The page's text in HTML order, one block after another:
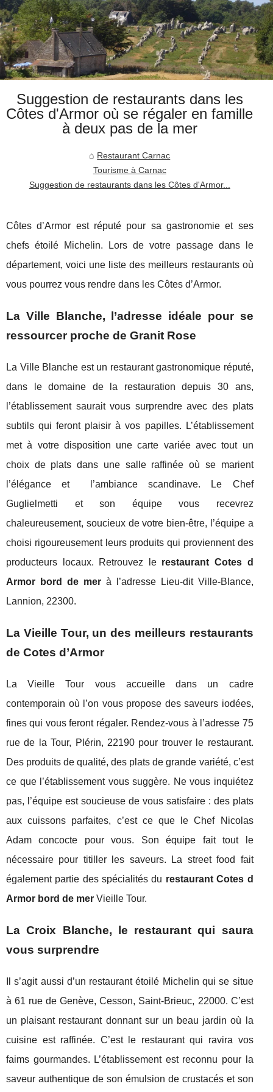
Suggestion de restaurants dans les
Côtes d'Armor où se régaler en famille
à deux pas de la mer
Restaurant Carnac
Tourisme à Carnac
Suggestion de restaurants dans les Côtes d'Armor...
Côtes d’Armor est réputé pour sa gastronomie et ses
chefs étoilé Michelin. Lors de votre passage dans le
département, voici une liste des meilleurs restaurants où
vous pourrez vous rendre dans les Côtes d’Armor.
La Ville Blanche, l’adresse idéale pour se
ressourcer proche de Granit Rose
La Ville Blanche est un restaurant gastronomique réputé,
dans le domaine de la restauration depuis 30 ans,
l’établissement saurait vous surprendre avec des plats
subtils qui feront plaisir à vos papilles. L’établissement
met à votre disposition une carte variée avec tout un
choix de plats dans une salle raffinée où se marient
l’élégance et l’ambiance scandinave. Le Chef
Guglielmetti et son équipe vous recevrez
chaleureusement, soucieux de votre bien-être, l’équipe a
choisi rigoureusement leurs produits qui proviennent des
producteurs locaux. Retrouvez le restaurant Cotes d
Armor bord de merà l’adresse Lieu-dit Ville-Blance,
Lannion, 22300.
La Vieille Tour, un des meilleurs restaurants
de Cotes d’Armor
La Vieille Tour vous accueille dans un cadre
contemporain où l’on vous propose des saveurs iodées,
fines qui vous feront régaler. Rendez-vous à l’adresse 75
rue de la Tour, Plérin, 22190 pour trouver le restaurant.
Des produits de qualité, des plats de grande variété, c’est
ce que l’établissement vous suggère. Ne vous inquiétez
pas, l’équipe est soucieuse de vous satisfaire : des plats
aux cuissons parfaites, c’est ce que le Chef Nicolas
Adam concocte pour vous. Son équipe fait tout le
nécessaire pour titiller les saveurs. La street food fait
également partie des spécialités du restaurant Cotes d
Armor bord de mer Vieille Tour.
La Croix Blanche, le restaurant qui saura
vous surprendre
Il s’agit aussi d’un restaurant étoilé Michelin qui se situe
à 61 rue de Genève, Cesson, Saint-Brieuc, 22000. C’est
un plaisant restaurant donnant sur un beau jardin où la
cuisine est raffinée. C’est le restaurant qui ravira vos
faims gourmandes. L’établissement est reconnu pour la
saveur authentique de son émulsion de crustacés et son